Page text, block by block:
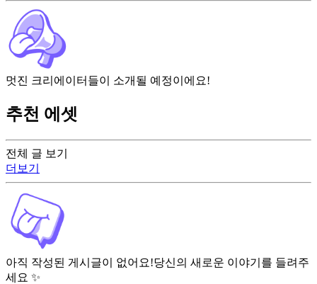
전체 글 보기
더보기
아직 작성된 게시글이 없어요!당신의 새로운 이야기를 들려주
세요 ✨
멋진 크리에이터들이 소개될 예정이에요!
추천 에셋